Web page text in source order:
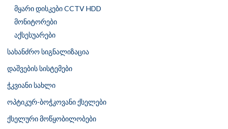
მყარი დისკები CCTV HDD
მონიტორები
აქსესუარები
სახანძრო სიგნალიზაცია
დაშვების სისტემები
ჭკვიანი სახლი
ოპტიკურ-ბოჭკოვანი ქსელები
ქსელური მოწყობილობები